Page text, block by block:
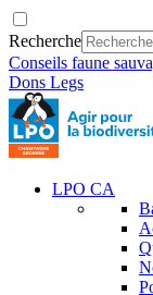
Recherche
Conseils faune
Dons Legs
LPO CA